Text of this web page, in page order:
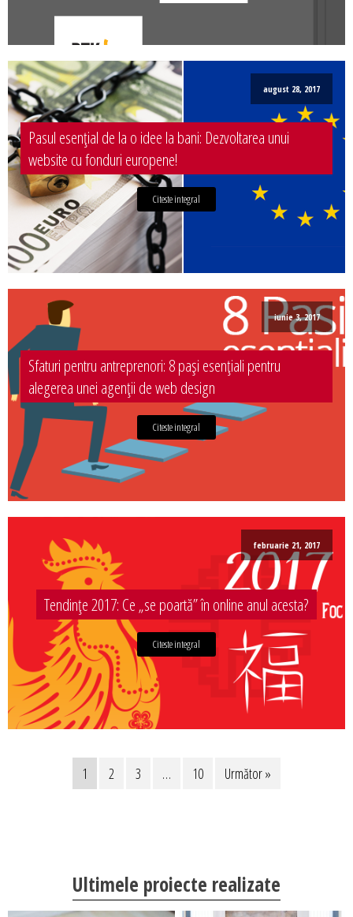
august 28, 2017
Pasul esențial de la o idee la bani: Dezvoltarea unui
website cu fonduri europene!
Citeste integral
iunie 3, 2017
Sfaturi pentru antreprenori: 8 pași esențiali pentru
alegerea unei agenții de web design
Citeste integral
februarie 21, 2017
Tendințe 2017: Ce „se poartă” în online anul acesta?
Citeste integral
1 2 3 … 10 Următor »
Ultimele proiecte realizate